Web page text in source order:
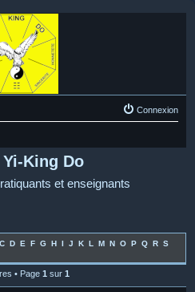
Connexion
King Do
et enseignants
C D E F G H I J K L M N O P Q R S
• Page 1 sur 1